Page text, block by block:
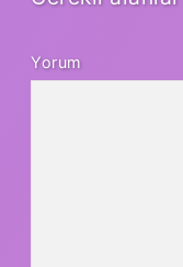
Yorum